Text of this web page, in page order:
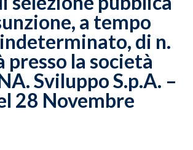
a tempo
di n.
presso la società
Sviluppo S.p.A. –
28 Novembre